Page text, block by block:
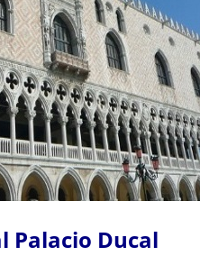
Palacio Ducal